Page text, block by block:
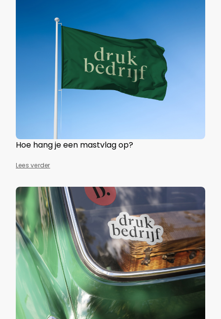
Hoe hang je een mastvlag op?
Lees verder